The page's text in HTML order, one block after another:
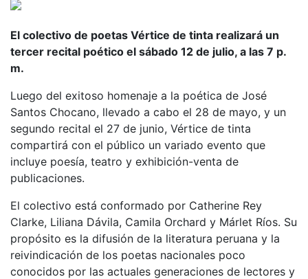
El colectivo de poetas Vértice de tinta realizará un
tercer recital poético el sábado 12 de julio, a las 7 p.
m.
Luego del exitoso homenaje a la poética de José
Santos Chocano, llevado a cabo el 28 de mayo, y un
segundo recital el 27 de junio, Vértice de tinta
compartirá con el público un variado evento que
incluye poesía, teatro y exhibición-venta de
publicaciones.
El colectivo está conformado por Catherine Rey
Clarke, Liliana Dávila, Camila Orchard y Márlet Ríos. Su
propósito es la difusión de la literatura peruana y la
reivindicación de los poetas nacionales poco
conocidos por las actuales generaciones de lectores y